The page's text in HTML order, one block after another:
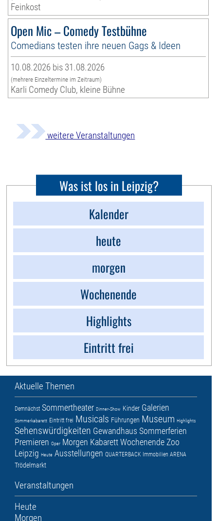
Feinkost
Open Mic – Comedy Testbühne
Comedians testen ihre neuen Gags & Ideen
10.08.2026 bis 31.08.2026
(mehrere Einzeltermine im Zeitraum)
Karli Comedy Club, kleine Bühne
weitere Veranstaltungen
Was ist los in Leipzig?
Kalender
heute
morgen
Wochenende
Highlights
Eintritt frei
Aktuelle Themen
Demnächst Sommertheater Dinner-Show Kinder Galerien
Sommerkabarett Eintritt frei Musicals Führungen Museum Highlights
Sehenswürdigkeiten Gewandhaus Sommerferien
Premieren Oper Morgen KabarettWochenende Zoo
Leipzig Heute Ausstellungen QUARTERBACK Immobilien ARENA
Trödelmarkt
Veranstaltungen
Heute
Morgen